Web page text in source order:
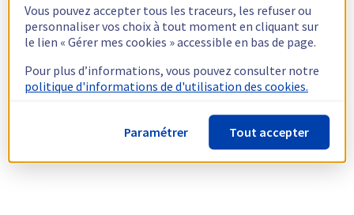
Vous pouvez accepter tous les traceurs, les refuser ou
personnaliser vos choix à tout moment en cliquant sur
le lien « Gérer mes cookies » accessible en bas de page.
Pour plus d’informations, vous pouvez consulter notre
politique d'informations de d'utilisation des cookies.
Paramétrer Tout accepter